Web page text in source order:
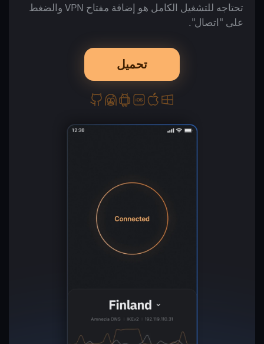
تحتاجه للتشغيل الكامل هو إضافة مفتاح VPN والضغط
على "اتصال".
تحميل